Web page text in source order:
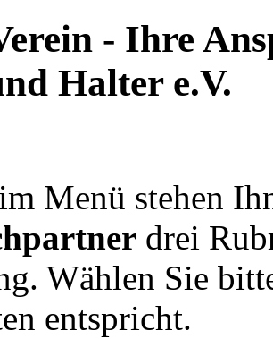
- Ihre
Halter e.V.
Menü stehen
drei
Wählen Sie
entspricht.